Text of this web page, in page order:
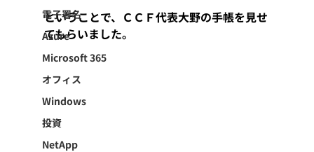
電子署名
Azure
Microsoft 365
オフィス
Windows
投資
NetApp
ということで、ＣＣＦ代表大野の手帳を見せ
てもらいました。